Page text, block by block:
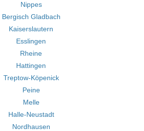
Nippes
Bergisch Gladbach
Kaiserslautern
Esslingen
Rheine
Hattingen
Treptow-Köpenick
Peine
Melle
Halle-Neustadt
Nordhausen